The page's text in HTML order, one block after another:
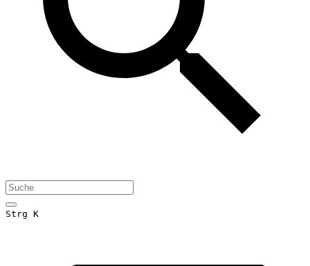
Strg K